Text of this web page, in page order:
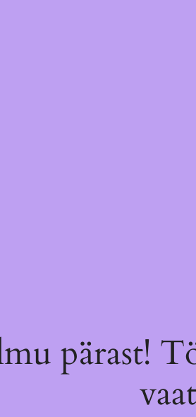
pärast!